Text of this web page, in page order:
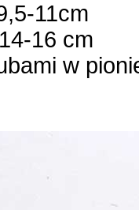
11cm
16 cm
w